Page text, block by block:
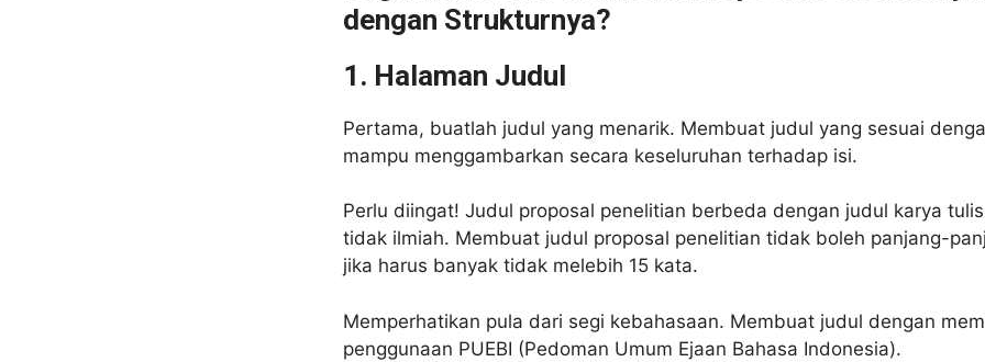
dengan Strukturnya?
1. Halaman Judul
Pertama, buatlah judul yang menarik. Membuat judul yang sesuai
mampu menggambarkan secara keseluruhan terhadap isi.
Perlu diingat! Judul proposal penelitian berbeda dengan judul karya
tidak ilmiah. Membuat judul proposal penelitian tidak boleh panjang-
jika harus banyak tidak melebih 15 kata.
Memperhatikan pula dari segi kebahasaan. Membuat judul dengan
penggunaan PUEBI (Pedoman Umum Ejaan Bahasa Indonesia).